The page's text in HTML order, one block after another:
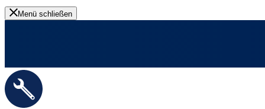
Menü schließen